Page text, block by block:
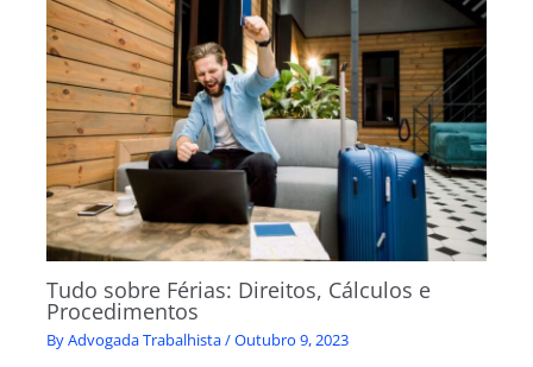
Tudo sobre Férias: Direitos, Cálculos e
Procedimentos
ByAdvogada Trabalhista/Outubro 9, 2023